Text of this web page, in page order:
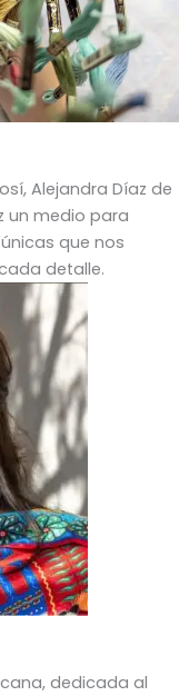
Alejandra Díaz de
un medio para
que nos
detalle.
dedicada al